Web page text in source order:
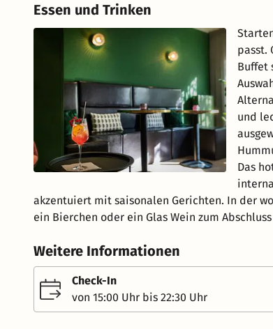
Essen und Trinken
passt.
Buffet
und
Das
akzentuiert mit saisonalen Gerichten. In der
ein Bierchen oder ein Glas Wein zum
Weitere Informationen
Check-In
von 15:00 Uhr bis 22:30 Uhr